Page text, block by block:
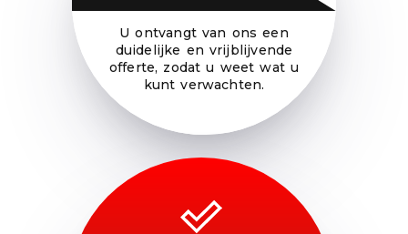
U ontvangt van ons een
duidelijke en vrijblijvende
offerte, zodat u weet wat u
kunt verwachten.